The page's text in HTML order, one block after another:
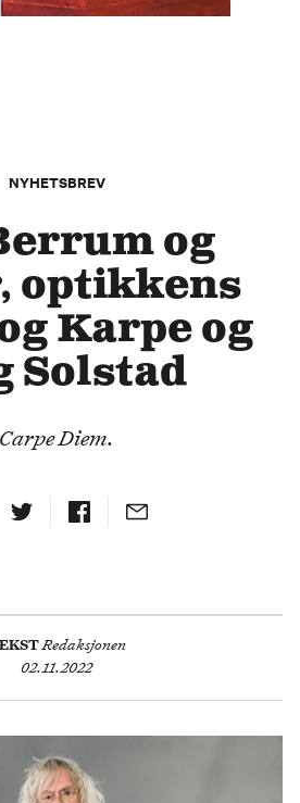
NYHETSBREV
og
optikkens
Karpe og
Solstad
Carpe Diem.
Redaksjonen
02.11.2022